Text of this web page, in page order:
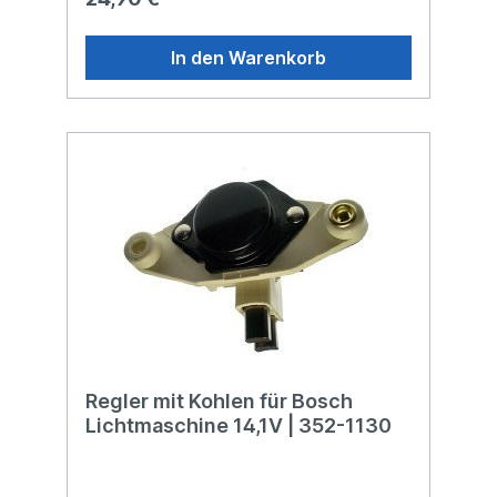
In den Warenkorb
Regler mit Kohlen für Bosch
Lichtmaschine 14,1V | 352-1130